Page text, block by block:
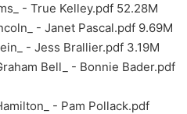
- True Kelley.pdf 52.28M
- Janet Pascal.pdf 9.69M
- Jess Brallier.pdf 3.19M
Bell_ - Bonnie Bader.pdf
- Pam Pollack.pdf